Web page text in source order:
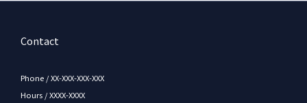
Contact
Phone / XX-XXX-XXX-XXX
Hours / XXXX-XXXX